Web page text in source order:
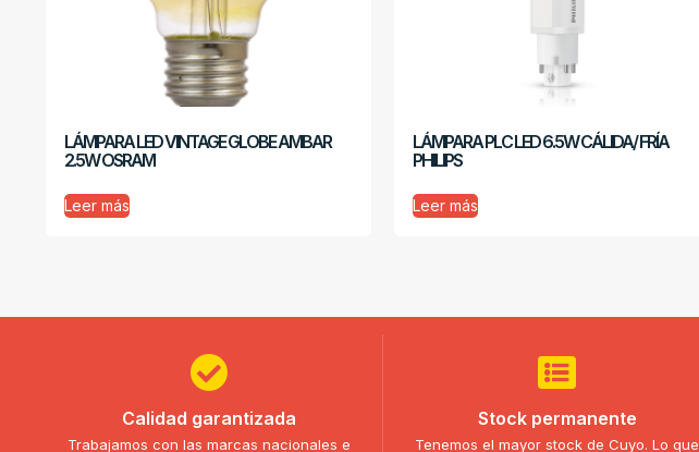
LÁMPARA LED VINTAGE GLOBE AMBAR
2.5W OSRAM
Leer más
LÁMPARA PLC LED 6.5W CÁLIDA/ FRÍA
PHILIPS
Leer más
Calidad garantizada
Trabajamos con las marcas nacionales e
Stock permanente
Tenemos el mayor stock de Cuyo. Lo que